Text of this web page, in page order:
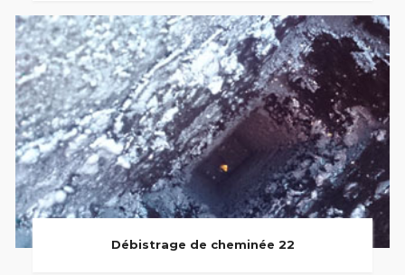
Débistrage de cheminée 22